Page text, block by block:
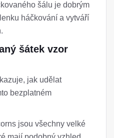
šálu je dobrým
háčkování a vytváří
šátek vzor
jak udělat
bezplatném
jsou všechny velké